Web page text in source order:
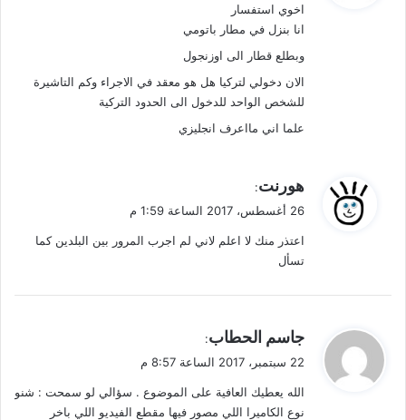
ل
اخوي استفسار
انا بنزل في مطار باتومي
وبطلع قطار الى اوزنجول
الان دخولي لتركيا هل هو معقد في الاجراء وكم التاشيرة
للشخص الواحد للدخول الى الحدود التركية
علما اني مااعرف انجليزي
ل
هورنت:
26 أغسطس، 2017 الساعة 1:59 م
اعتذر منك لا اعلم لاني لم اجرب المرور بين البلدين كما
تسأل
ي
ل
جاسم الحطاب:
22 سبتمبر، 2017 الساعة 8:57 م
الله يعطيك العافية على الموضوع . سؤالي لو سمحت : شنو
نوع الكاميرا اللي مصور فيها مقطع الفيديو اللي باخر